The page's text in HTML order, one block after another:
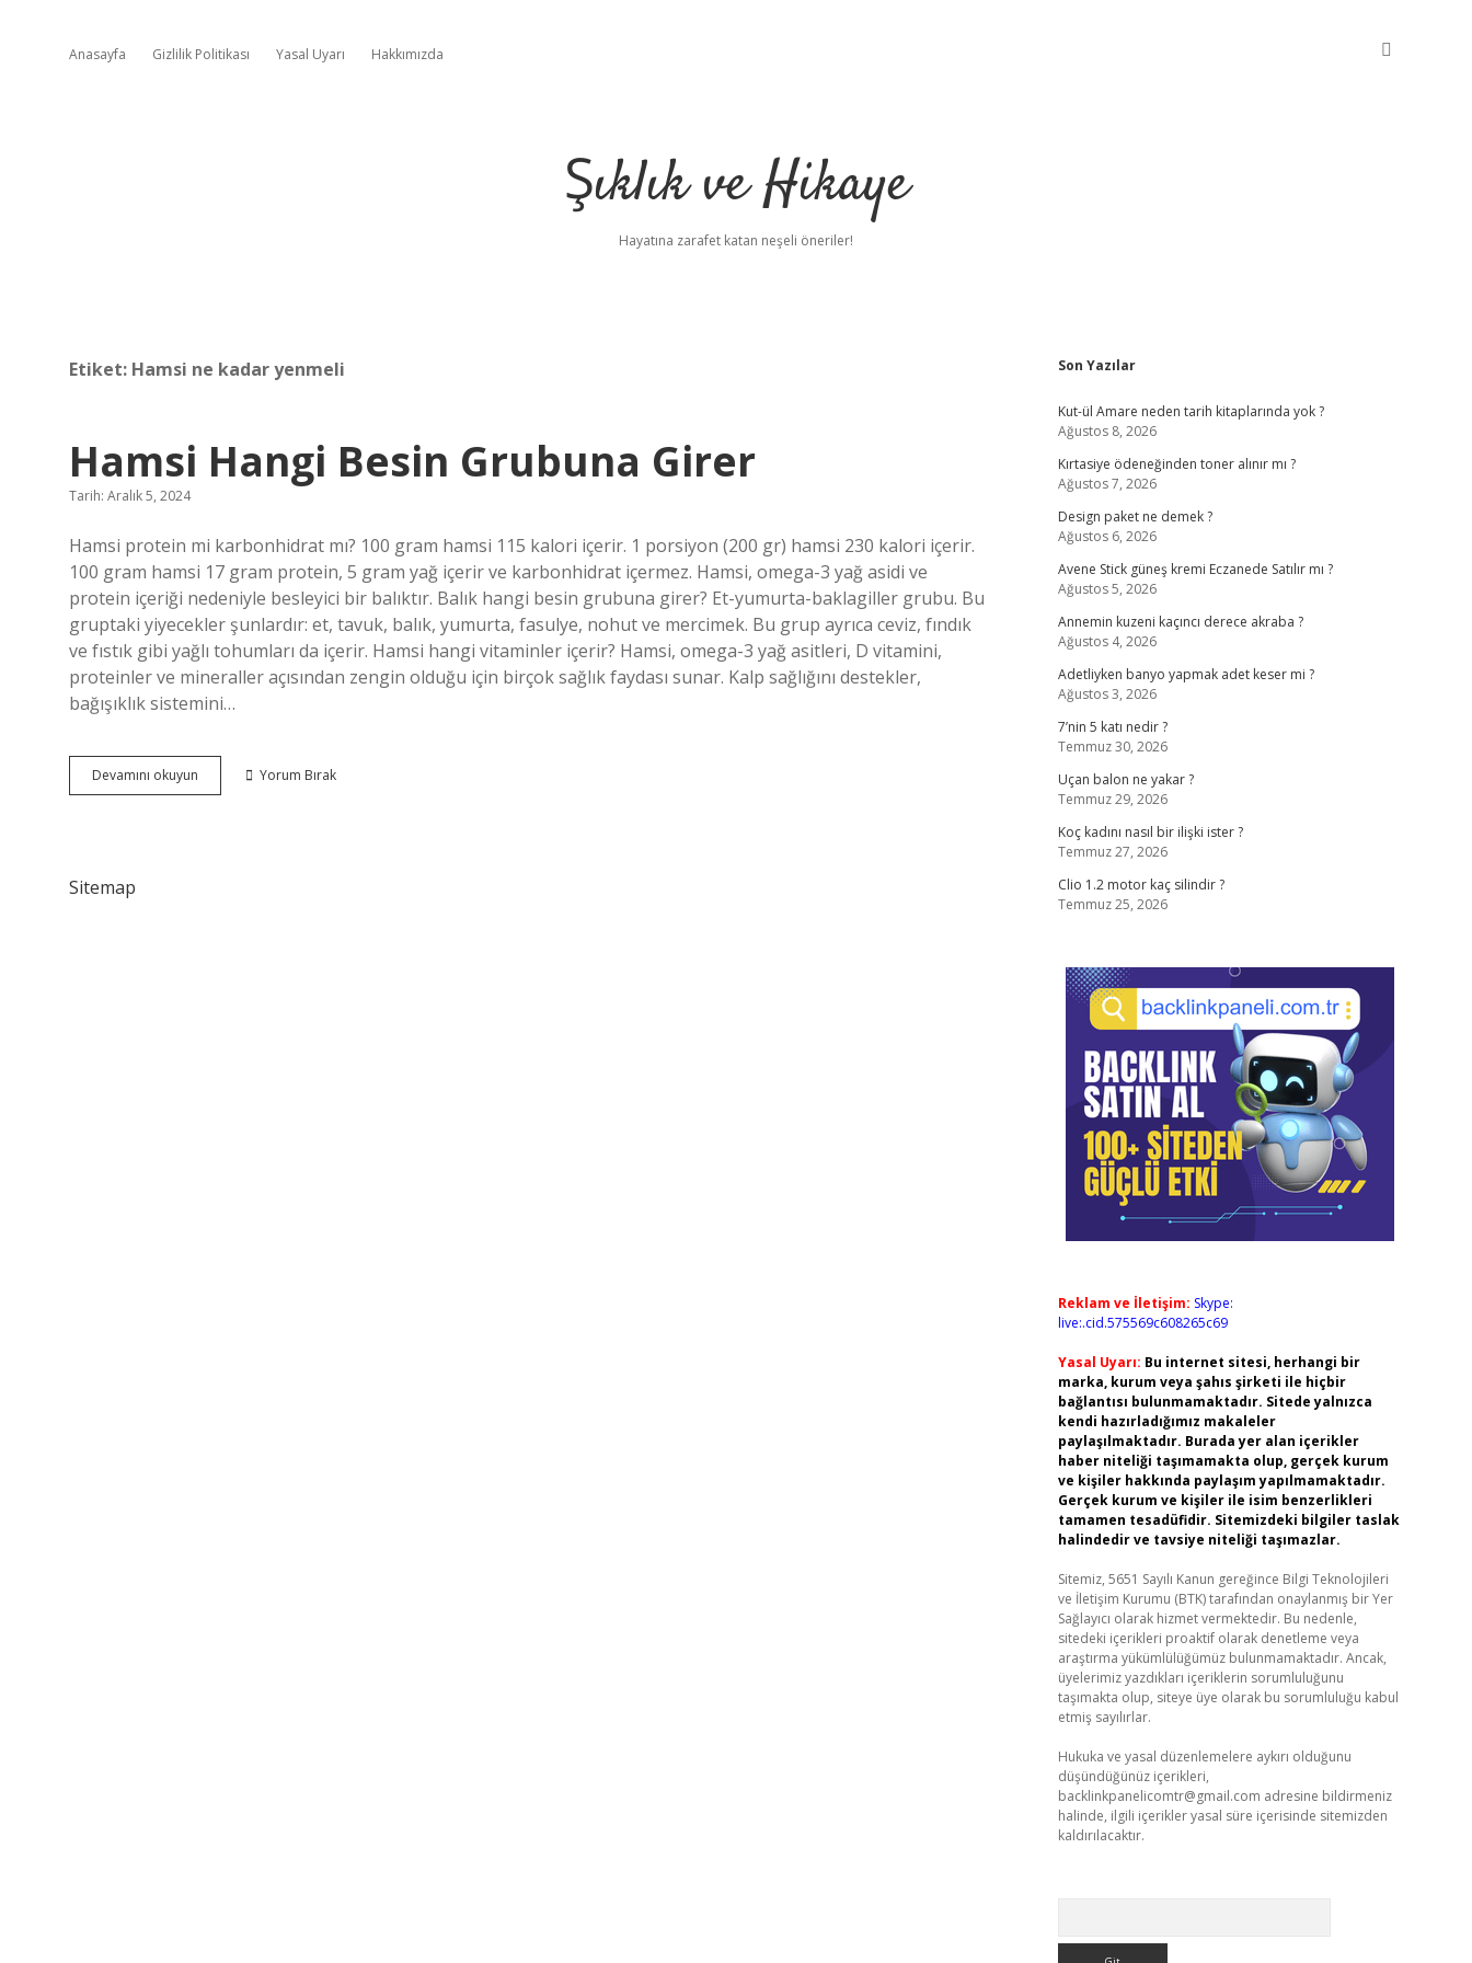
Anasayfa Gizlilik Politikası Yasal Uyarı Hakkımızda
Şıklık ve Hikaye
Hayatına zarafet katan neşeli öneriler!
Etiket: Hamsi ne kadar yenmeli
Hamsi Hangi Besin Grubuna Girer
Tarih: Aralık 5, 2024
Hamsi protein mi karbonhidrat mı? 100 gram hamsi 115 kalori içerir. 1 porsiyon (200 gr) hamsi 230 kalori içerir.
100 gram hamsi 17 gram protein, 5 gram yağ içerir ve karbonhidrat içermez. Hamsi, omega-3 yağ asidi ve
protein içeriği nedeniyle besleyici bir balıktır. Balık hangi besin grubuna girer? Et-yumurta-baklagiller grubu. Bu
gruptaki yiyecekler şunlardır: et, tavuk, balık, yumurta, fasulye, nohut ve mercimek. Bu grup ayrıca ceviz, fındık
ve fıstık gibi yağlı tohumları da içerir. Hamsi hangi vitaminler içerir? Hamsi, omega-3 yağ asitleri, D vitamini,
proteinler ve mineraller açısından zengin olduğu için birçok sağlık faydası sunar. Kalp sağlığını destekler,
bağışıklık sistemini…
Devamını okuyun
Hangi
Yorum Bırak
Sitemap
Sidebar
Son Yazılar
Kut-ül Amare neden tarih kitaplarında yok ?
Ağustos 8, 2026
Kırtasiye ödeneğinden toner alınır mı ?
Ağustos 7, 2026
Design paket ne demek ?
Ağustos 6, 2026
Avene Stick güneş kremi Eczanede Satılır mı ?
Ağustos 5, 2026
Annemin kuzeni kaçıncı derece akraba ?
Ağustos 4, 2026
Adetliyken banyo yapmak adet keser mi ?
Ağustos 3, 2026
7’nin 5 katı nedir ?
Temmuz 30, 2026
Uçan balon ne yakar ?
Temmuz 29, 2026
Koç kadını nasıl bir ilişki ister ?
Temmuz 27, 2026
Clio 1.2 motor kaç silindir ?
Temmuz 25, 2026
Reklam ve İletişim: Skype:
live:.cid.575569c608265c69
Yasal Uyarı: Bu internet sitesi, herhangi bir
marka, kurum veya şahıs şirketi ile hiçbir
bağlantısı bulunmamaktadır. Sitede yalnızca
kendi hazırladığımız makaleler
paylaşılmaktadır. Burada yer alan içerikler
haber niteliği taşımamakta olup, gerçek kurum
ve kişiler hakkında paylaşım yapılmamaktadır.
Gerçek kurum ve kişiler ile isim benzerlikleri
tamamen tesadüfidir. Sitemizdeki bilgiler taslak
halindedir ve tavsiye niteliği taşımazlar.
Sitemiz, 5651 Sayılı Kanun gereğince Bilgi Teknolojileri
ve İletişim Kurumu (BTK) tarafından onaylanmış bir Yer
Sağlayıcı olarak hizmet vermektedir. Bu nedenle,
sitedeki içerikleri proaktif olarak denetleme veya
araştırma yükümlülüğümüz bulunmamaktadır. Ancak,
üyelerimiz yazdıkları içeriklerin sorumluluğunu
taşımakta olup, siteye üye olarak bu sorumluluğu kabul
etmiş sayılırlar.
Hukuka ve yasal düzenlemelere aykırı olduğunu
düşündüğünüz içerikleri,
backlinkpanelicomtr@gmail.com adresine bildirmeniz
halinde, ilgili içerikler yasal süre içerisinde sitemizden
kaldırılacaktır.